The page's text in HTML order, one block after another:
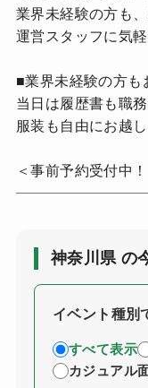
業界未経験の方も
運営スタッフに気
■業界未経験の方も
当日は履歴書も職
服装も自由にお越し
＜事前予約受付中！
神奈川県 の
イベント種別
すべて表示
カジュアル